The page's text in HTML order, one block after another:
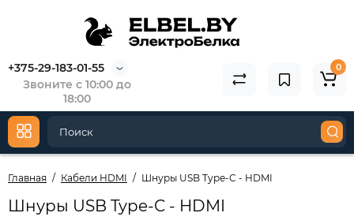
+375-29-183-01-55
Звоните с 10:00 до
18:00
0
Главная Кабели HDMI Шнуры USB Type-C - HDMI
Шнуры USB Type-C - HDMI